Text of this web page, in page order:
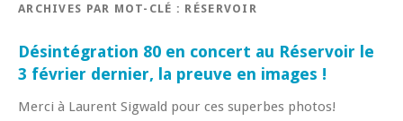
ARCHIVES PAR MOT-CLÉ : RÉSERVOIR
Désintégration 80 en concert au Réservoir le
3 février dernier, la preuve en images !
Merci à Laurent Sigwald pour ces superbes photos!